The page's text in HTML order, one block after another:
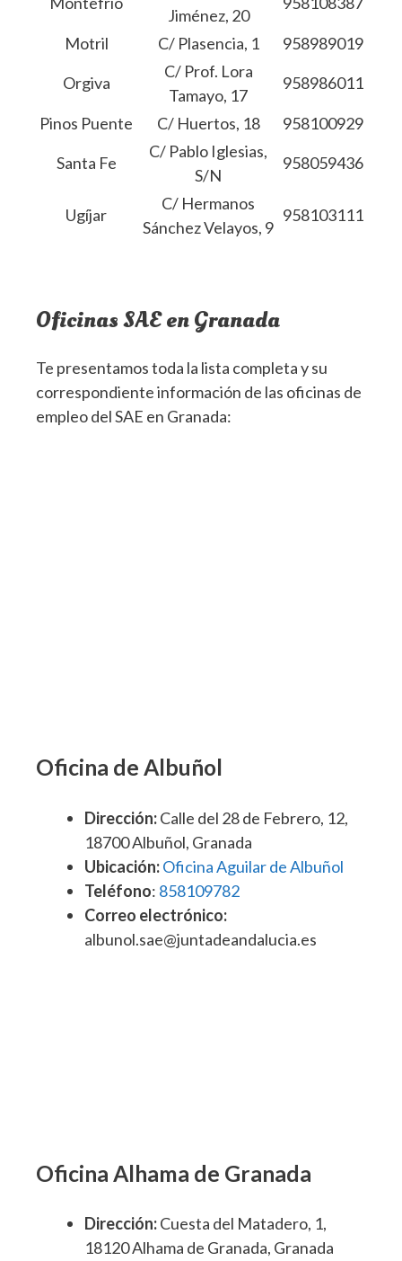
Jiménez, 20
Motril C/ Plasencia, 1
958989019
Orgiva
C/ Prof. Lora
Tamayo, 17
958986011
Pinos Puente C/ Huertos, 18
958100929
Santa Fe
C/ Pablo Iglesias,
S/N
958059436
Ugíjar
C/ Hermanos
Sánchez Velayos, 9
958103111
Oficinas SAE en Granada
Te presentamos toda la lista completa y su
correspondiente información de las oficinas de
empleo del SAE en Granada:
Oficina de Albuñol
Dirección:Calle del 28 de Febrero, 12,
18700 Albuñol, Granada
Ubicación:Oficina Aguilar de Albuñol
Teléfono: 858109782
Correo electrónico:
albunol.sae@juntadeandalucia.es
Oficina Alhama de Granada
Dirección:Cuesta del Matadero, 1,
18120 Alhama de Granada, Granada